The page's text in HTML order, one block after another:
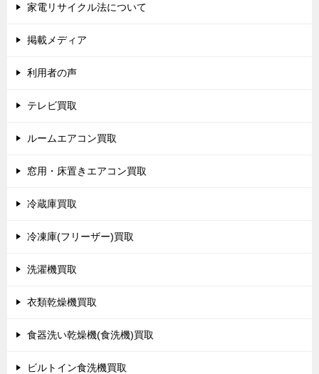
家電リサイクル法について
掲載メディア
利用者の声
テレビ買取
ルームエアコン買取
窓用・床置きエアコン買取
冷蔵庫買取
冷凍庫(フリーザー)買取
洗濯機買取
衣類乾燥機買取
食器洗い乾燥機(食洗機)買取
ビルトイン食洗機買取